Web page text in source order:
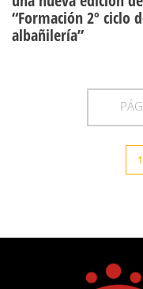
“Formación 2º ciclo
albañilería”
1